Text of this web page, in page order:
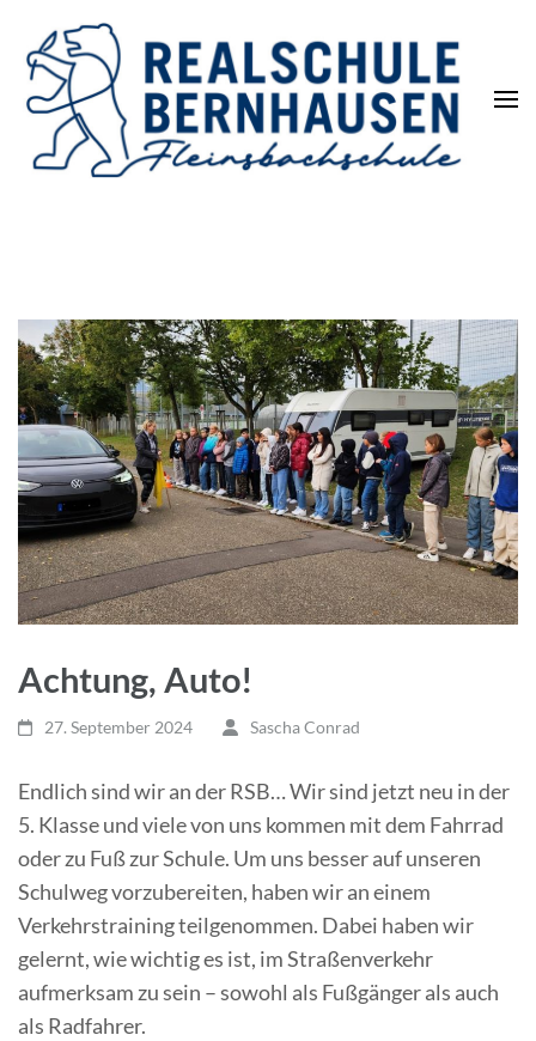
Achtung, Auto!
27. September 2024 Sascha Conrad
Endlich sind wir an der RSB… Wir sind jetzt neu in der
5. Klasse und viele von uns kommen mit dem Fahrrad
oder zu Fuß zur Schule. Um uns besser auf unseren
Schulweg vorzubereiten, haben wir an einem
Verkehrstraining teilgenommen. Dabei haben wir
gelernt, wie wichtig es ist, im Straßenverkehr
aufmerksam zu sein – sowohl als Fußgänger als auch
als Radfahrer.